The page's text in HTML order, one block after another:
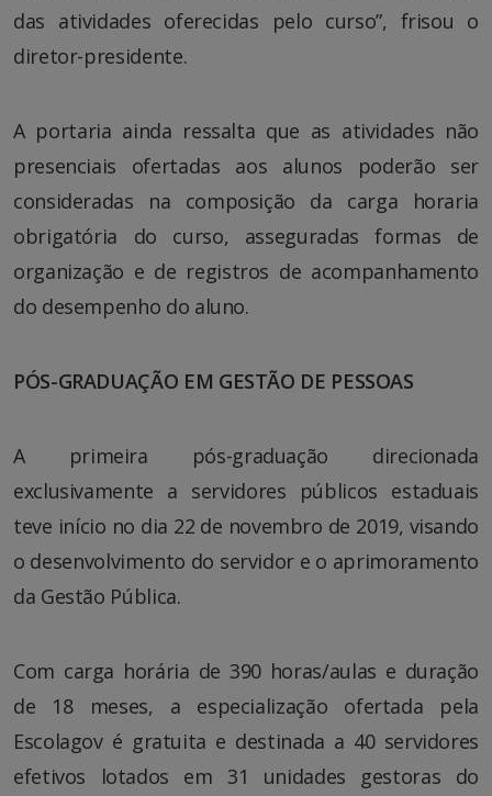
das atividades oferecidas pelo curso”, frisou o
diretor-presidente.
A portaria ainda ressalta que as atividades não
presenciais ofertadas aos alunos poderão ser
consideradas na composição da carga horaria
obrigatória do curso, asseguradas formas de
organização e de registros de acompanhamento
do desempenho do aluno.
PÓS-GRADUAÇÃO EM GESTÃO DE PESSOAS
A primeira pós-graduação direcionada
exclusivamente a servidores públicos estaduais
teve início no dia 22 de novembro de 2019, visando
o desenvolvimento do servidor e o aprimoramento
da Gestão Pública.
Com carga horária de 390 horas/aulas e duração
de 18 meses, a especialização ofertada pela
Escolagov é gratuita e destinada a 40 servidores
efetivos lotados em 31 unidades gestoras do